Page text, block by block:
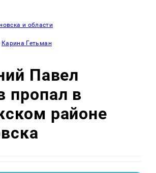
и области
Карина Гетьман
Павел
пропал в
районе